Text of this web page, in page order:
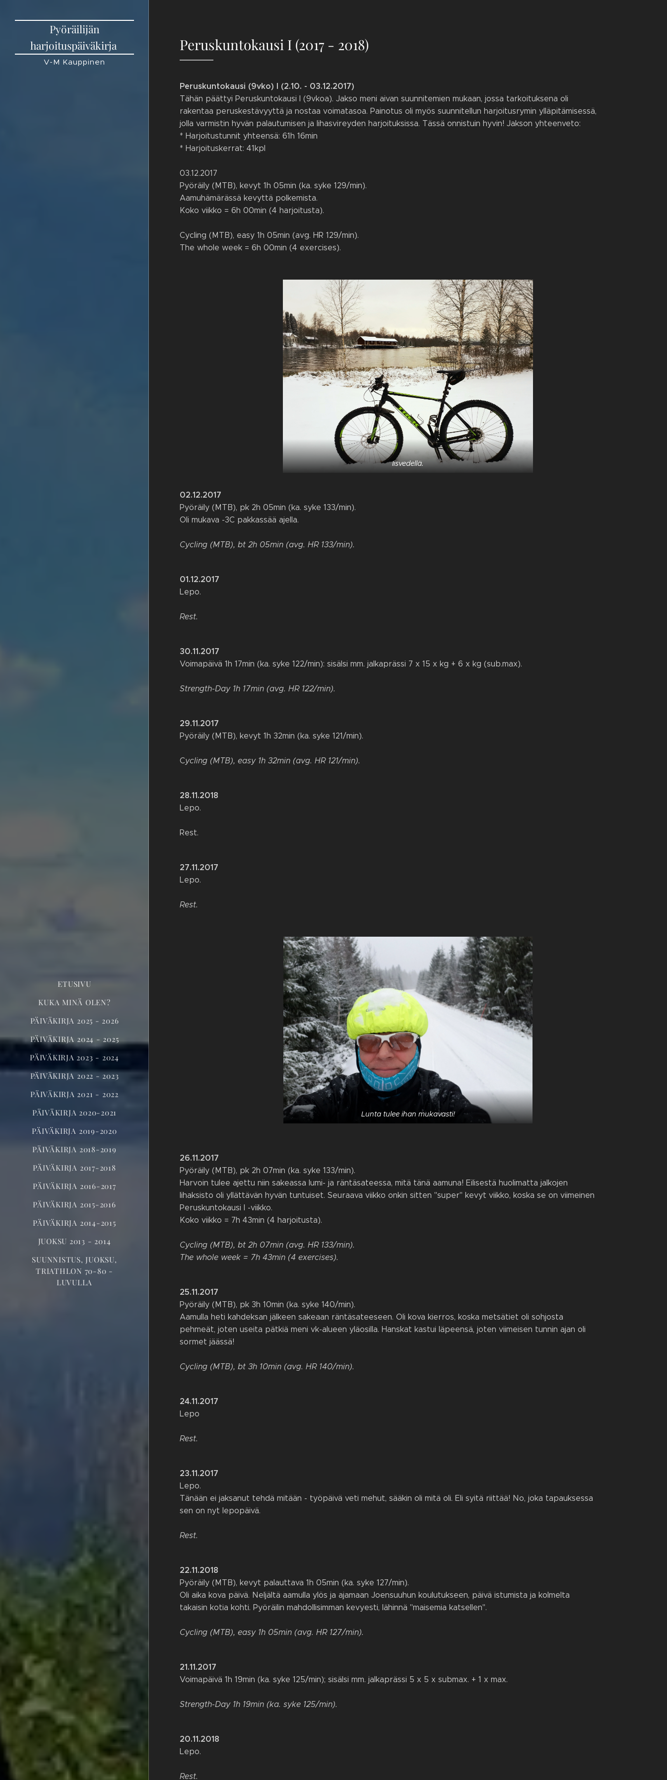
Pyöräilijän
harjoituspäiväkirja
V-M Kauppinen
ETUSIVU
KUKA MINÄ OLEN?
PÄIVÄKIRJA 2025 - 2026
PÄIVÄKIRJA 2024 - 2025
PÄIVÄKIRJA 2023 - 2024
PÄIVÄKIRJA 2022 - 2023
PÄIVÄKIRJA 2021 - 2022
PÄIVÄKIRJA 2020-2021
PÄIVÄKIRJA 2019-2020
PÄIVÄKIRJA 2018-2019
PÄIVÄKIRJA 2017-2018
PÄIVÄKIRJA 2016-2017
PÄIVÄKIRJA 2015-2016
PÄIVÄKIRJA 2014-2015
JUOKSU 2013 - 2014
SUUNNISTUS, JUOKSU,
TRIATHLON 70-80 -
LUVULLA
Peruskuntokausi I (2017 - 2018)
Peruskuntokausi (9vko) I (2.10. - 03.12.2017)
Tähän päättyi Peruskuntokausi I (9vkoa). Jakso meni aivan suunnitemien mukaan, jossa tarkoituksena oli
rakentaa peruskestävyyttä ja nostaa voimatasoa. Painotus oli myös suunnitellun harjoitusrymin ylläpitämisessä,
jolla varmistin hyvän palautumisen ja lihasvireyden harjoituksissa. Tässä onnistuin hyvin! Jakson yhteenveto:
* Harjoitustunnit yhteensä: 61h 16min
* Harjoituskerrat: 41kpl
03.12.2017
Pyöräily (MTB), kevyt 1h 05min (ka. syke 129/min).
Aamuhämärässä kevyttä polkemista.
Koko viikko = 6h 00min (4 harjoitusta).
Cycling (MTB), easy 1h 05min (avg. HR 129/min).
The whole week = 6h 00min (4 exercises).
Iisvedellä.
02.12.2017
Pyöräily (MTB), pk 2h 05min (ka. syke 133/min).
Oli mukava -3C pakkassää ajella.
Cycling (MTB), bt 2h 05min (avg. HR 133/min).
01.12.2017
Lepo.
Rest.
30.11.2017
Voimapäivä 1h 17min (ka. syke 122/min): sisälsi mm. jalkaprässi 7 x 15 x kg + 6 x kg (sub.max).
Strength-Day 1h 17min (avg. HR 122/min).
29.11.2017
Pyöräily (MTB), kevyt 1h 32min (ka. syke 121/min).
Cycling (MTB), easy 1h 32min (avg. HR 121/min).
28.11.2018
Lepo.
Rest.
27.11.2017
Lepo.
Rest.
Lunta tulee ihan mukavasti!
26.11.2017
Pyöräily (MTB), pk 2h 07min (ka. syke 133/min).
Harvoin tulee ajettu niin sakeassa lumi- ja räntäsateessa, mitä tänä aamuna! Eilisestä huolimatta jalkojen
lihaksisto oli yllättävän hyvän tuntuiset. Seuraava viikko onkin sitten "super" kevyt viikko, koska se on viimeinen
Peruskuntokausi I -viikko.
Koko viikko = 7h 43min (4 harjoitusta).
Cycling (MTB), bt 2h 07min (avg. HR 133/min).
The whole week = 7h 43min (4 exercises).
25.11.2017
Pyöräily (MTB), pk 3h 10min (ka. syke 140/min).
Aamulla heti kahdeksan jälkeen sakeaan räntäsateeseen. Oli kova kierros, koska metsätiet oli sohjosta
pehmeät, joten useita pätkiä meni vk-alueen yläosilla. Hanskat kastui läpeensä, joten viimeisen tunnin ajan oli
sormet jäässä!
Cycling (MTB), bt 3h 10min (avg. HR 140/min).
24.11.2017
Lepo
Rest.
23.11.2017
Lepo.
Tänään ei jaksanut tehdä mitään - työpäivä veti mehut, sääkin oli mitä oli. Eli syitä riittää! No, joka tapauksessa
sen on nyt lepopäivä.
Rest.
22.11.2018
Pyöräily (MTB), kevyt palauttava 1h 05min (ka. syke 127/min).
Oli aika kova päivä. Neljältä aamulla ylös ja ajamaan Joensuuhun koulutukseen, päivä istumista ja kolmelta
takaisin kotia kohti. Pyöräilin mahdollisimman kevyesti, lähinnä "maisemia katsellen".
Cycling (MTB), easy 1h 05min (avg. HR 127/min).
21.11.2017
Voimapäivä 1h 19min (ka. syke 125/min); sisälsi mm. jalkaprässi 5 x 5 x submax. + 1 x max.
Strength-Day 1h 19min (ka. syke 125/min).
20.11.2018
Lepo.
Rest.